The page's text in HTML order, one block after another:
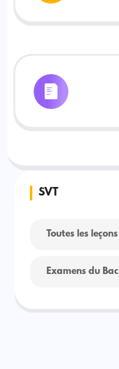
SVT
Toutes les leçons
Examens du Bac